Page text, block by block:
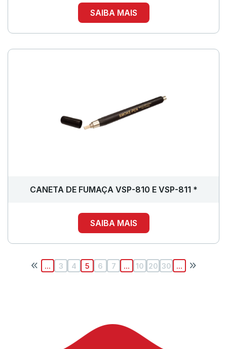
SAIBA MAIS
CANETA DE FUMAÇA VSP-810 E VSP-811 *
SAIBA MAIS
... 3 4 5 6 7 ... 10 20 30 ...